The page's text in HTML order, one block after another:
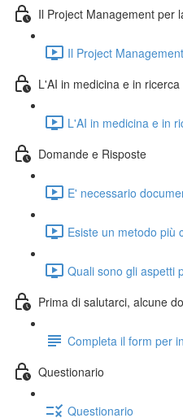
Il Project Management per
Il Project
L'AI in medicina e in ricerca
L'AI in medicina e in
Domande e Risposte
E' necessario
Esiste un metodo più
Quali sono gli aspetti
Prima di salutarci, alcune
Completa il form per
Questionario
Questionario